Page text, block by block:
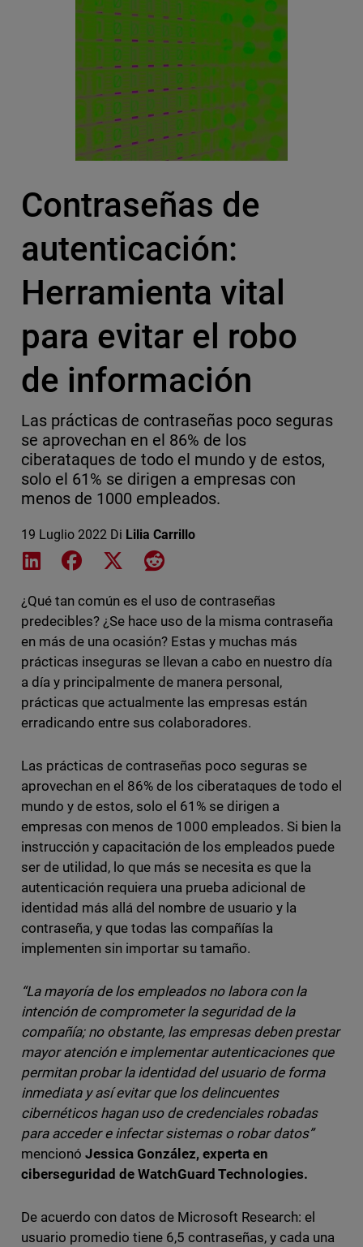
Contraseñas de
autenticación:
Herramienta vital
para evitar el robo
de información
Las prácticas de contraseñas poco seguras
se aprovechan en el 86% de los
ciberataques de todo el mundo y de estos,
solo el 61% se dirigen a empresas con
menos de 1000 empleados.
19 Luglio 2022 Di Lilia Carrillo
Share on LinkedIn
Share on Facebook
Share on XShare on Reddit
¿Qué tan común es el uso de contraseñas
predecibles? ¿Se hace uso de la misma contraseña
en más de una ocasión? Estas y muchas más
prácticas inseguras se llevan a cabo en nuestro día
a día y principalmente de manera personal,
prácticas que actualmente las empresas están
erradicando entre sus colaboradores.
Las prácticas de contraseñas poco seguras se
aprovechan en el 86% de los ciberataques de todo el
mundo y de estos, solo el 61% se dirigen a
empresas con menos de 1000 empleados. Si bien la
instrucción y capacitación de los empleados puede
ser de utilidad, lo que más se necesita es que la
autenticación requiera una prueba adicional de
identidad más allá del nombre de usuario y la
contraseña, y que todas las compañías la
implementen sin importar su tamaño.
“La mayoría de los empleados no labora con la
intención de comprometer la seguridad de la
compañía; no obstante, las empresas deben prestar
mayor atención e implementar autenticaciones que
permitan probar la identidad del usuario de forma
inmediata y así evitar que los delincuentes
cibernéticos hagan uso de credenciales robadas
para acceder e infectar sistemas o robar datos”
mencionó Jessica González, experta en
ciberseguridad de WatchGuard Technologies.
De acuerdo con datos de Microsoft Research: el
usuario promedio tiene 6,5 contraseñas, y cada una